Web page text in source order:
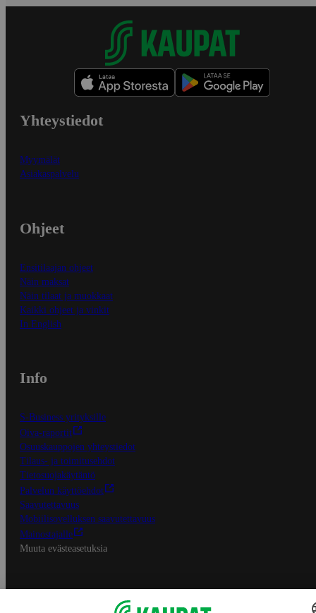
Yhteystiedot
Myymälät
Asiakaspalvelu
Ohjeet
Ensitilaajan ohjeet
Näin maksat
Näin tilaat ja muokkaat
Kaikki ohjeet ja vinkit
In English
Info
S-Business yrityksille
Oiva-raportit
Osuuskauppojen yhteystiedot
Tilaus- ja toimitusehdot
Tietosuojakäytäntö
Palvelun käyttöehdot
Saavutettavuus
Mobiilisovelluksen saavutettavuus
Mainostajalle
Muuta evästeasetuksia
S-ryhmän palvelut